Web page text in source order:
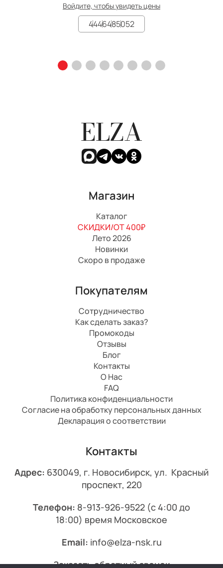
Войдите, чтобы увидеть цены
4446485052
ELZA
Магазин
Каталог
СКИДКИ/ОТ 400₽
Лето 2026
Новинки
Скоро в продаже
Покупателям
Сотрудничество
Как сделать заказ?
Промокоды
Отзывы
Блог
Контакты
О Нас
FAQ
Политика конфиденциальности
Согласие на обработку персональных данных
Декларация о соответствии
Контакты
Адрес: 630049, г. Новосибирск, ул. Красный
проспект, 220
Телефон: 8-913-926-9522 (с 4:00 до
18:00) время Московское
Email: info@elza-nsk.ru
Заказать обратный звонок